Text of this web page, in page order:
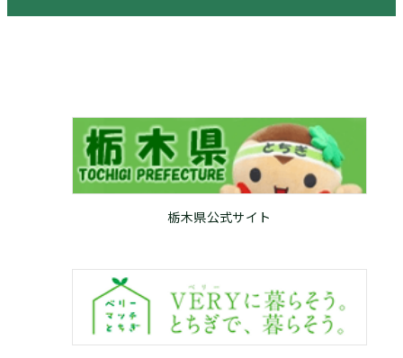
栃木県公式サイト